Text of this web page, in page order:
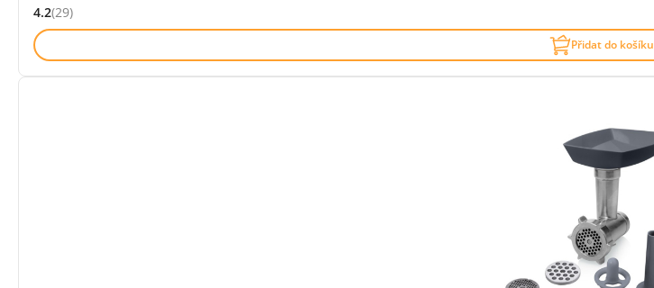
Hodnocení: 4.2 z 5 (29 recenzí)
4.2(29)
Přidat do košíku